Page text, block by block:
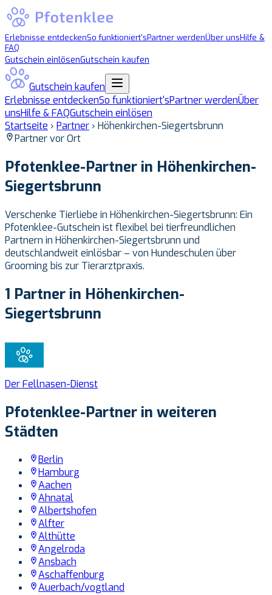
Erlebnisse entdeckenSo funktioniert'sPartner werdenÜber unsHilfe &
FAQ
Gutschein einlösenGutschein kaufen
Gutschein kaufen
Erlebnisse entdeckenSo funktioniert'sPartner werdenÜber
unsHilfe & FAQGutschein einlösen
Startseite › Partner › Höhenkirchen-Siegertsbrunn
Partner vor Ort
Pfotenklee-Partner in Höhenkirchen-
Siegertsbrunn
Verschenke Tierliebe in Höhenkirchen-Siegertsbrunn: Ein
Pfotenklee-Gutschein ist flexibel bei tierfreundlichen
Partnern in Höhenkirchen-Siegertsbrunn und
deutschlandweit einlösbar – von Hundeschulen über
Grooming bis zur Tierarztpraxis.
1 Partner in Höhenkirchen-
Siegertsbrunn
Der Fellnasen-Dienst
Pfotenklee-Partner in weiteren
Städten
Berlin
Hamburg
Aachen
Ahnatal
Albertshofen
Alfter
Althütte
Angelroda
Ansbach
Aschaffenburg
Auerbach/vogtland